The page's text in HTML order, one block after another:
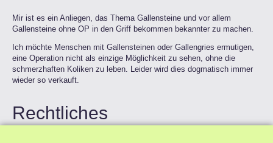
Mir ist es ein Anliegen, das Thema Gallensteine und vor allem
Gallensteine ohne OP in den Griff bekommen bekannter zu machen.
Ich möchte Menschen mit Gallensteinen oder Gallengries ermutigen,
eine Operation nicht als einzige Möglichkeit zu sehen, ohne die
schmerzhaften Koliken zu leben. Leider wird dies dogmatisch immer
wieder so verkauft.
Rechtliches